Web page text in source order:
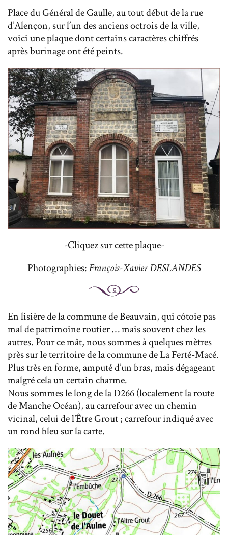
Place du Général de Gaulle, au tout début de la rue
d’Alençon, sur l’un des anciens octrois de la ville,
voici une plaque dont certains caractères chiffrés
après burinage ont été peints.
-Cliquez sur cette plaque-
Photographies:François-Xavier DESLANDES
En lisière de la commune de Beauvain, qui côtoie pas
mal de patrimoine routier … mais souvent chez les
autres. Pour ce mât, nous sommes à quelques mètres
près sur le territoire de la commune de La Ferté-Macé.
Plus très en forme, amputé d’un bras, mais dégageant
malgré cela un certain charme.
Nous sommes le long de la D266 (localement la route
de Manche Océan), au carrefour avec un chemin
vicinal, celui de l’Être Grout ; carrefour indiqué avec
un rond bleu sur la carte.